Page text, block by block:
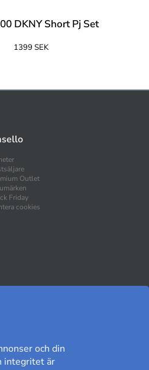
DKNY Short Pj Set
1399 SEK
Outlet
Friday
cookies
och din
integritet är